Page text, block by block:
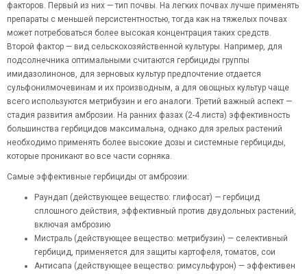
факторов. Первый из них — тип почвы. На легких почвах лучше применять
препараты с меньшей персистентностью, тогда как на тяжелых почвах
может потребоваться более высокая концентрация таких средств.
Второй фактор — вид сельскохозяйственной культуры. Например, для
подсолнечника оптимальными считаются гербициды группы
имидазолинонов, для зерновых культур предпочтение отдается
сульфонилмочевинам и их производным, а для овощных культур чаще
всего используются метрибузин и его аналоги. Третий важный аспект —
стадия развития амброзии. На ранних фазах (2-4 листа) эффективность
большинства гербицидов максимальна, однако для зрелых растений
необходимо применять более высокие дозы и системные гербициды,
которые проникают во все части сорняка.
Самые эффективные гербициды от амброзии:
Раундап (действующее вещество: глифосат) — гербицид
сплошного действия, эффективный против двудольных растений,
включая амброзию
Мистраль (действующее вещество: метрибузин) — селективный
гербицид, применяется для защиты картофеля, томатов, сои
Антисапа (действующее вещество: римсульфурон) — эффективен